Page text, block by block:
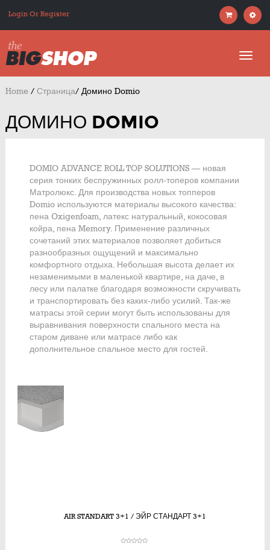
Login Or Register
Home / Страница/ Домино Domio
ДОМИНО DOMIO
DOMIO ADVANCE ROLL TOP SOLUTIONS — новая
серия тонких беспружинных ролл-топеров компании
Матролюкс. Для производства новых топперов
Domio используются материалы высокого качества:
пена Oxigenfoam, латекс натуральный, кокосовая
койра, пена Memory. Применение различных
сочетаний этих материалов позволяет добиться
разнообразных ощущений и максимально
комфортного отдыха. Небольшая высота делает их
незаменимыми в маленькой квартире, на даче, в
лесу или палатке благодаря возможности скручивать
и транспортировать без каких-либо усилий. Так-же
матрасы этой серии могут быть использованы для
выравнивания поверхности спального места на
старом диване или матрасе либо как
дополнительное спальное место для гостей.
AIR STANDART 3+1 / ЭЙР СТАНДАРТ 3+1